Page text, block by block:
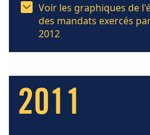
Voir les graphiques de
des mandats exercés
2012
2011